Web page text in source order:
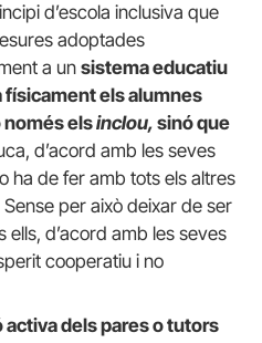
d’escola inclusiva que
adoptades
a un sistema educatiu
els alumnes
només elsinclou, sinó que
d’acord amb les seves
ha de fer amb tots els altres
per això deixar de ser
d’acord amb les seves
cooperatiu i no
activa dels pares o tutors